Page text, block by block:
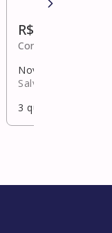
R$ 700.000,00
Condomínio -
Nova brasília de
Salvador
3 quarto(s)